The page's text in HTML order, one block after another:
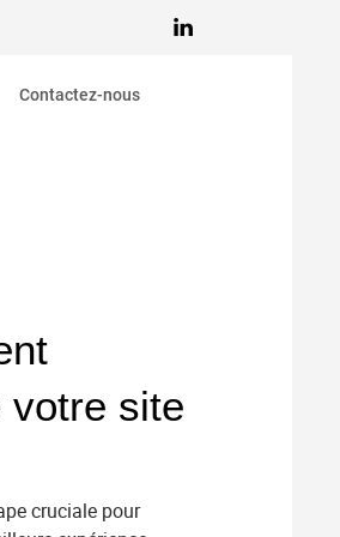
Contactez-nous
votre site
cruciale pour